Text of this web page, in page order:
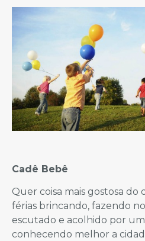
Cadê Bebê
Quer coisa mais gostosa do
férias brincando, fazendo
escutado e acolhido por
conhecendo melhor a